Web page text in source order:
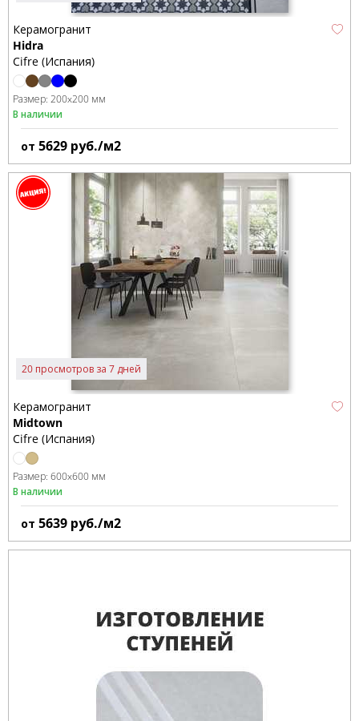
Керамогранит
Hidra
Cifre (Испания)
Размер: 200x200 мм
В наличии
от 5629 руб./м2
20 просмотров за 7 дней
Керамогранит
Midtown
Cifre (Испания)
Размер: 600x600 мм
В наличии
от 5639 руб./м2